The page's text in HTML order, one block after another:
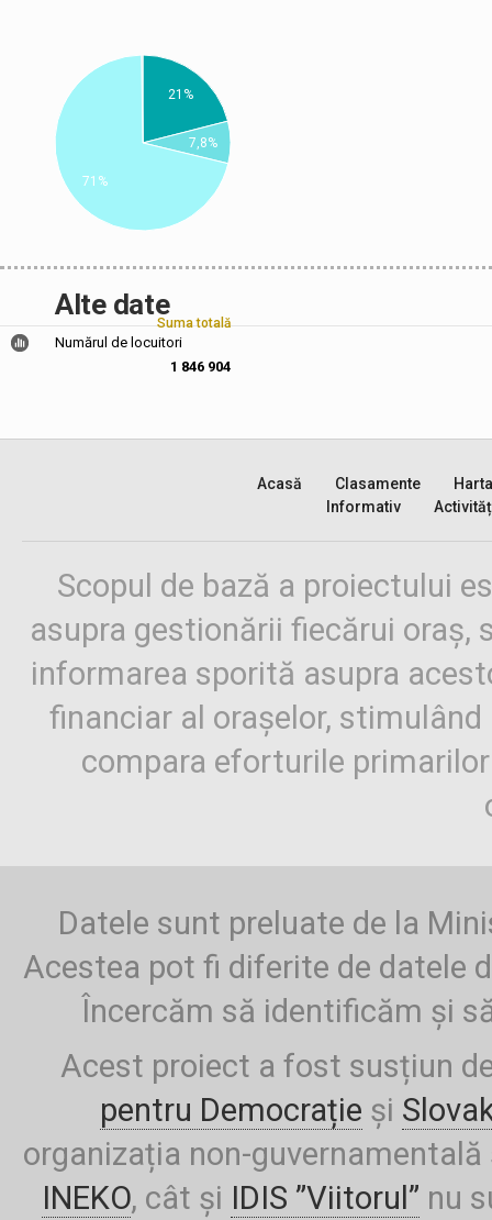
21%
7,8%
71%
Alte date
Suma totală
Numărul de locuitori
1 846 904
Acasă Clasamente
Harta
Informativ
Scopul de bază a proiectului
asupra gestionării fiecărui oraș,
informarea sporită asupra
financiar al orașelor,
compara eforturile
Datele sunt preluate de la
Acestea pot fi diferite de datele
Încercăm să identificăm și
Acest proiect a fost susțiun
pentru Democrație și
organizația non-
INEKO, cât și IDIS ”Viitorul” nu